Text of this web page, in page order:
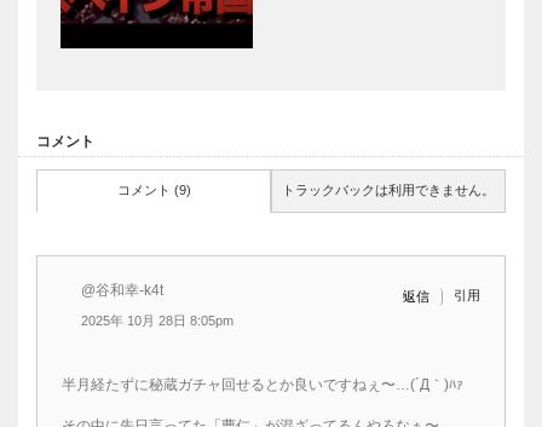
コメント
コメント (9) トラックバックは利用できません。
@谷和幸-k4t
2025年 10月 28日 8:05pm
返信 引用
半月経たずに秘蔵ガチャ回せるとか良いですねぇ〜…(´Д｀)ﾊｧ